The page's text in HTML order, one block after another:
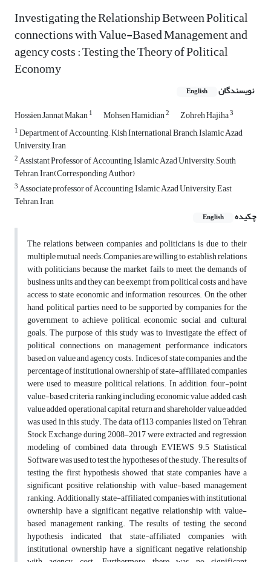
Investigating the Relationship Between Political
connections with Value-Based Management and
agency costs : Testing the Theory of Political
Economy
نویسندگان English
Hossien Jannat Makan1 Mohsen Hamidian2 Zohreh Hajiha3
1Department of Accounting , Kish International Branch, Islamic Azad
University, Iran
2Assistant Professor of Accounting, Islamic Azad University, South
Tehran, Iran(Corresponding Author)
3Associate professor of Accounting, Islamic Azad University, East
Tehran, Iran
چکیده
English
The relations between companies and politicians is due to their
multiple mutual needs.Companies are willing to establish relations
with politicians because the market fails to meet the demands of
business units and they can be exempt from political costs and have
access to state economic and information resources. On the other
hand, political parties need to be supported by companies for the
government to achieve political, economic, social and cultural
goals. The purpose of this study was to investigate the effect of
political connections on management performance indicators
based on value and agency costs. Indices of state companies and the
percentage of institutional ownership of state-affiliated companies
were used to measure political relations. In addition, four-point
value-based criteria ranking including economic value added, cash
value added, operational capital return and shareholder value added
was used in this study. The data of113 companies listed on Tehran
Stock Exchange during 2008-2017 were extracted and regression
modeling of combined data through EVIEWS 9.5 Statistical
Software was used to test the hypotheses of the study. The results of
testing the first hypothesis showed that state companies have a
significant positive relationship with value-based management
ranking. Additionally, state-affiliated companies with institutional
ownership have a significant negative relationship with value-
based management ranking. The results of testing the second
hypothesis indicated that state-affiliated companies with
institutional ownership have a significant negative relationship